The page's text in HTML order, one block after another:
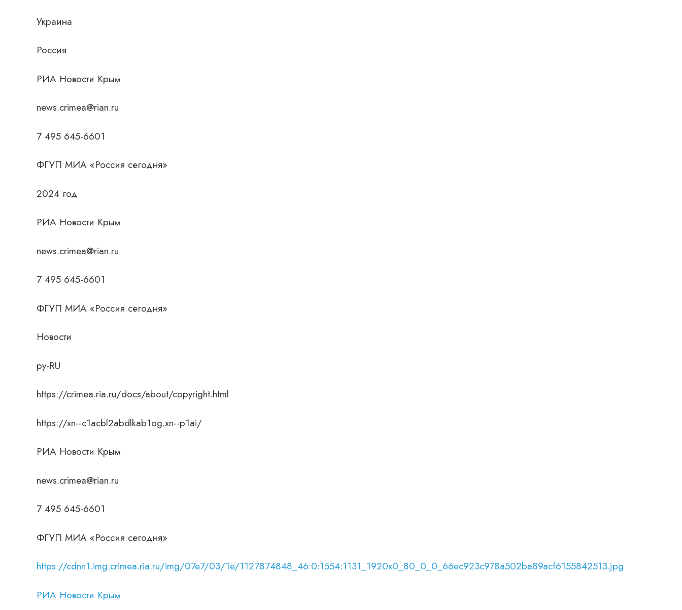
Украина
Россия
РИА Новости Крым
news.crimea@rian.ru
7 495 645-6601
ФГУП МИА «Россия сегодня»
2024 год
РИА Новости Крым
news.crimea@rian.ru
7 495 645-6601
ФГУП МИА «Россия сегодня»
Новости
ру-RU
https://crimea.ria.ru/docs/about/copyright.html
https://xn--c1acbl2abdlkab1og.xn--p1ai/
РИА Новости Крым
news.crimea@rian.ru
7 495 645-6601
ФГУП МИА «Россия сегодня»
https://cdnn1.img.crimea.ria.ru/img/07e7/03/1e/1127874848_46:0:1554:1131_1920x0_80_0_0_66ec923c978a502ba89acf6155842513.jpg
РИА Новости Крым